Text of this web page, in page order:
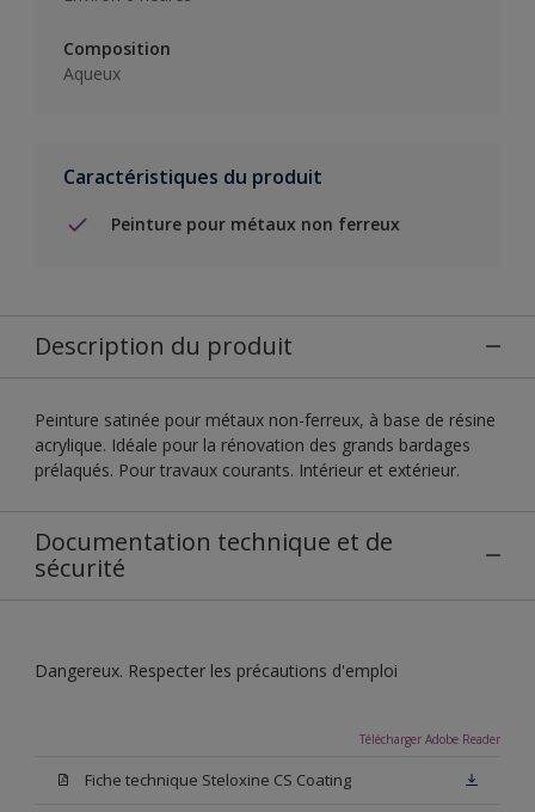
Composition
Aqueux
Caractéristiques du produit
Peinture pour métaux non ferreux
Description du produit
Peinture satinée pour métaux non-ferreux, à base de résine
acrylique. Idéale pour la rénovation des grands bardages
prélaqués. Pour travaux courants. Intérieur et extérieur.
Documentation technique et de
sécurité
Dangereux. Respecter les précautions d'emploi
Télécharger Adobe Reader
Fiche technique Steloxine CS Coating